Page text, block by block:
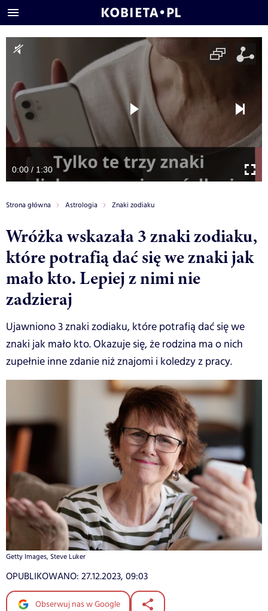
0:00 / 1:30
Strona główna Astrologia Znaki zodiaku
Wróżka wskazała 3 znaki zodiaku,
które potrafią dać się we znaki jak
mało kto. Lepiej z nimi nie
zadzieraj
Ujawniono 3 znaki zodiaku, które potrafią dać się we
znaki jak mało kto. Okazuje się, że rodzina ma o nich
zupełnie inne zdanie niż znajomi i koledzy z pracy.
Getty Images, Steve Luker
OPUBLIKOWANO: 27.12.2023, 09:03
Obserwuj nas w Google